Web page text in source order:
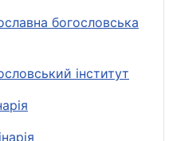
богословська
інститут